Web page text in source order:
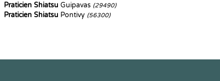
Praticien Shiatsu Guipavas (29490)
Praticien Shiatsu Pontivy (56300)